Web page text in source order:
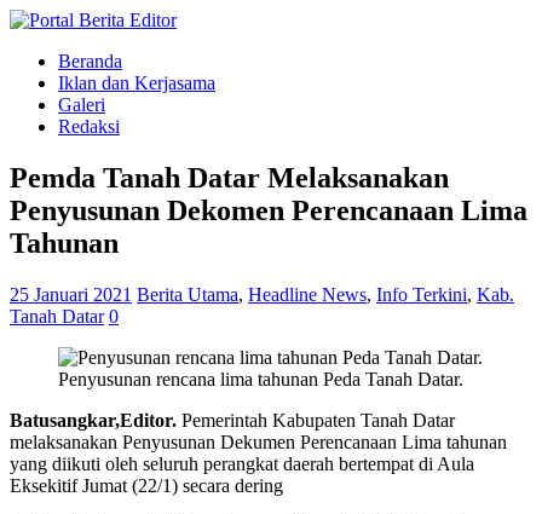
Beranda
Iklan dan Kerjasama
Galeri
Redaksi
Pemda Tanah Datar Melaksanakan
Penyusunan Dekomen Perencanaan Lima
Tahunan
25 Januari 2021 Berita Utama, Headline News, Info Terkini, Kab.
Tanah Datar 0
Penyusunan rencana lima tahunan Peda Tanah Datar.
Batusangkar,Editor. Pemerintah Kabupaten Tanah Datar
melaksanakan Penyusunan Dekumen Perencanaan Lima tahunan
yang diikuti oleh seluruh perangkat daerah bertempat di Aula
Eksekitif Jumat (22/1) secara dering